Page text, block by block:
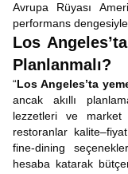
Avrupa Rüyası
performans
Los
Planlanmalı?
“Los Angeles’ta
ancak akıllı
lezzetleri ve market
restoranlar
fine-dining
hesaba katarak